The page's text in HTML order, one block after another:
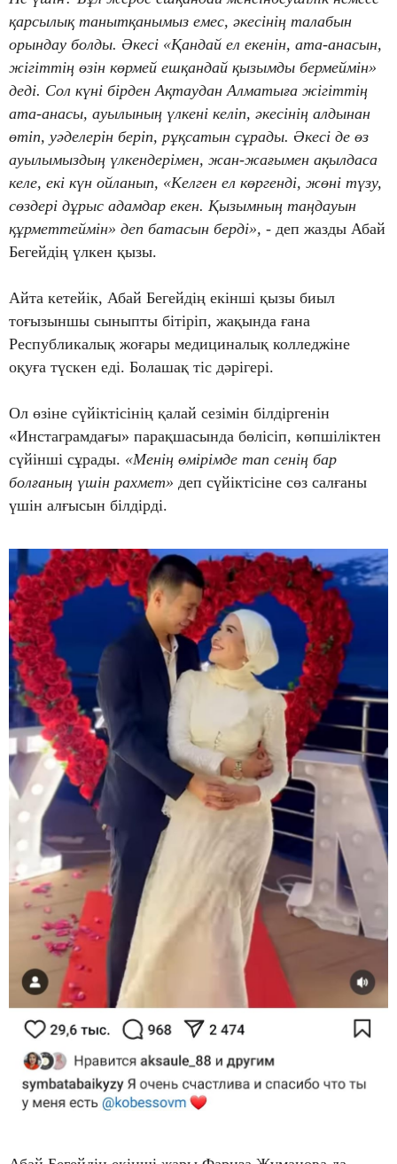
қарсылық танытқанымыз емес, әкесінің талабын
орындау болды. Әкесі «Қандай ел екенін, ата-анасын,
жігіттің өзін көрмей ешқандай қызымды бермеймін»
деді. Сол күні бірден Ақтаудан Алматыға жігіттің
ата-анасы, ауылының үлкені келіп, әкесінің алдынан
өтіп, уәделерін беріп, рұқсатын сұрады. Әкесі де өз
ауылымыздың үлкендерімен, жан-жағымен ақылдаса
келе, екі күн ойланып, «Келген ел көргенді, жөні түзу,
сөздері дұрыс адамдар екен. Қызымның таңдауын
құрметтеймін» деп батасын берді», - деп жазды Абай
Бегейдің үлкен қызы.
Айта кетейік, Абай Бегейдің екінші қызы биыл
тоғызыншы сыныпты бітіріп, жақында ғана
Республикалық жоғары медициналық колледжіне
оқуға түскен еді. Болашақ тіс дәрігері.
Ол өзіне сүйіктісінің қалай сезімін білдіргенін
«Инстаграмдағы» парақшасында бөлісіп, көпшіліктен
сүйінші сұрады. «Менің өмірімде тап сенің бар
болғаның үшін рахмет» деп сүйіктісіне сөз салғаны
үшін алғысын білдірді.